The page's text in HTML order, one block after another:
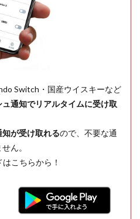
Switch・国産ウイスキーなど
通知でリアルタイムに受け取
が受け取れるので、不要な通
ん。
こちらから！